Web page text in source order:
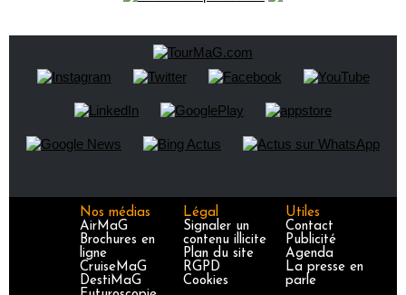
Nos médias
AirMaG
Brochures en
ligne
CruiseMaG
DestiMaG
Légal
Signaler un
contenu illicite
Plan du site
RGPD
Cookies
Utiles
Contact
Publicité
Agenda
La presse en
parle